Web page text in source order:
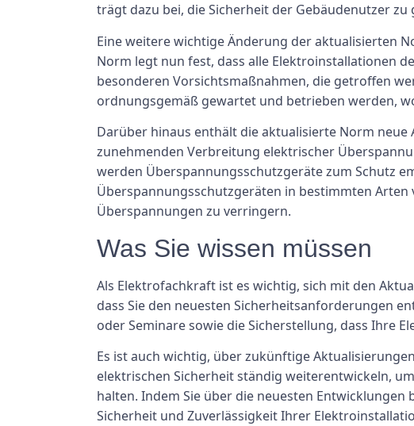
trägt dazu bei, die Sicherheit der Gebäudenutzer zu
Eine weitere wichtige Änderung der aktualisierten
Norm legt nun fest, dass alle Elektroinstallationen
besonderen Vorsichtsmaßnahmen, die getroffen
ordnungsgemäß gewartet und betrieben werden,
Darüber hinaus enthält die aktualisierte Norm
zunehmenden Verbreitung elektrischer
werden Überspannungsschutzgeräte zum Schutz
Überspannungsschutzgeräten in bestimmten
Überspannungen zu verringern.
Was Sie wissen müssen
Als Elektrofachkraft ist es wichtig, sich mit den
dass Sie den neuesten Sicherheitsanforderungen
oder Seminare sowie die Sicherstellung, dass Ihre
Es ist auch wichtig, über zukünftige
elektrischen Sicherheit ständig weiterentwickeln,
halten. Indem Sie über die neuesten
Sicherheit und Zuverlässigkeit Ihrer